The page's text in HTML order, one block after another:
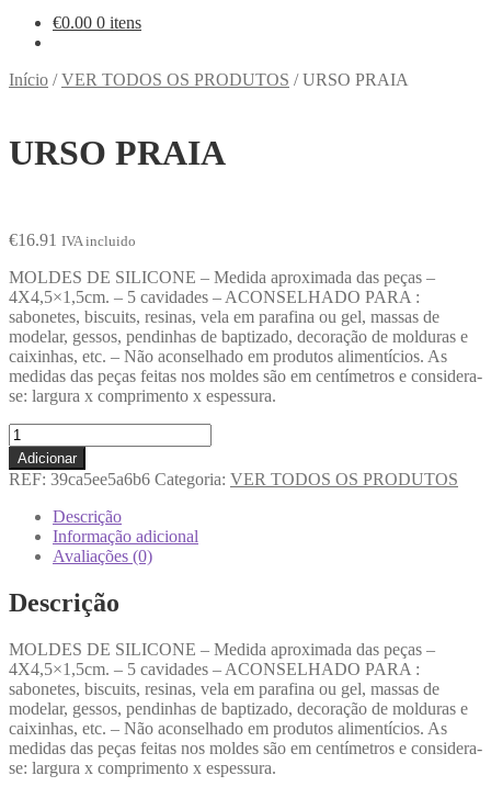
€0.00 0 itens
Início /VER TODOS OS PRODUTOS /URSO PRAIA
URSO PRAIA
€16.91 IVA incluido
MOLDES DE SILICONE – Medida aproximada das peças –
4X4,5×1,5cm. – 5 cavidades – ACONSELHADO PARA :
sabonetes, biscuits, resinas, vela em parafina ou gel, massas de
modelar, gessos, pendinhas de baptizado, decoração de molduras e
caixinhas, etc. – Não aconselhado em produtos alimentícios. As
medidas das peças feitas nos moldes são em centímetros e considera-
se: largura x comprimento x espessura.
Adicionar
REF: 39ca5ee5a6b6 Categoria: VER TODOS OS PRODUTOS
Descrição
Informação adicional
Avaliações (0)
Descrição
MOLDES DE SILICONE – Medida aproximada das peças –
4X4,5×1,5cm. – 5 cavidades – ACONSELHADO PARA :
sabonetes, biscuits, resinas, vela em parafina ou gel, massas de
modelar, gessos, pendinhas de baptizado, decoração de molduras e
caixinhas, etc. – Não aconselhado em produtos alimentícios. As
medidas das peças feitas nos moldes são em centímetros e considera-
se: largura x comprimento x espessura.